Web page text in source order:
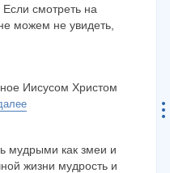
смотреть на
можем не увидеть,
Иисусом Христом
мудрыми как змеи и
жизни мудрость и